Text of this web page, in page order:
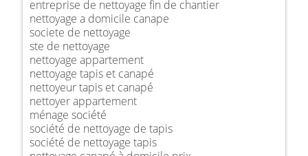
entreprise de nettoyage fin de chantier
nettoyage a domicile canape
societe de nettoyage
ste de nettoyage
nettoyage appartement
nettoyage tapis et canapé
nettoyeur tapis et canapé
nettoyer appartement
ménage société
société de nettoyage de tapis
société de nettoyage tapis